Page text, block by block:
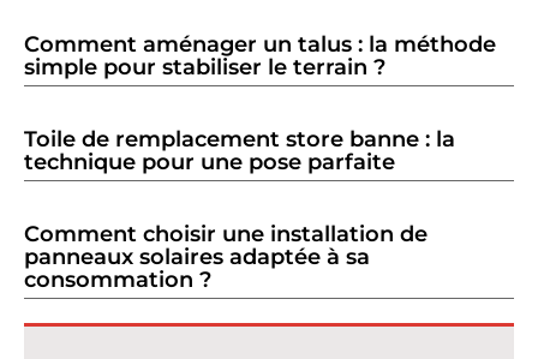
Comment aménager un talus : la méthode
simple pour stabiliser le terrain ?
Toile de remplacement store banne : la
technique pour une pose parfaite
Comment choisir une installation de
panneaux solaires adaptée à sa
consommation ?